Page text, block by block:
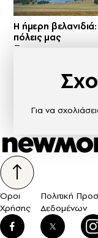
Η ήμερη
πόλεις μας
Για να
Όροι
Χρήσης
Πολιτική
Δεδομένων